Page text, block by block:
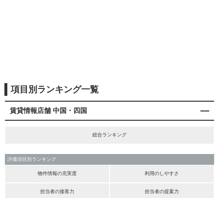
項目別ランキング一覧
賃貸情報店舗 中国・四国
総合ランキング
評価項目別ランキング
物件情報の充実度 利用のしやすさ
担当者の接客力 担当者の提案力